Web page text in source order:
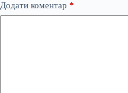
Додати коментар *